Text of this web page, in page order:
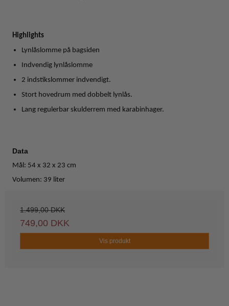
Highlights
Lynlåslomme på bagsiden
Indvendig lynlåslomme
2 indstikslommer indvendigt.
Stort hovedrum med dobbelt lynlås.
Lang regulerbar skulderrem med karabinhager.
Data
Mål: 54 x 32 x 23 cm
Volumen: 39 liter
1.499,00 DKK
749,00 DKK
Vis produkt